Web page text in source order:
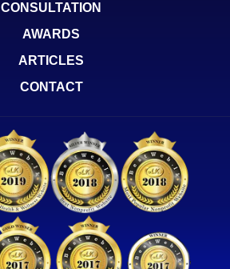
CONSULTATION
AWARDS
ARTICLES
CONTACT